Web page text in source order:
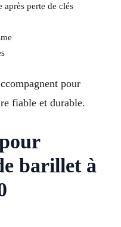
après perte de clés
pour
fiable et durable.
barillet à